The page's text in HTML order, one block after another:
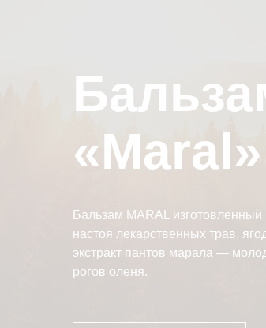
Бальзам MARAL
настоя лекарственных трав,
экстракт пантов марала —
рогов оленя.
«Maral»